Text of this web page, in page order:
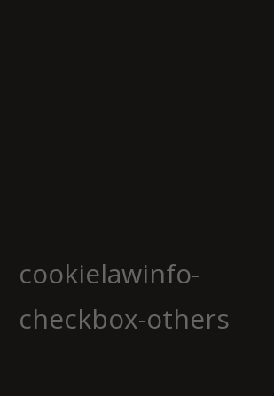
cookielawinfo-
checkbox-others